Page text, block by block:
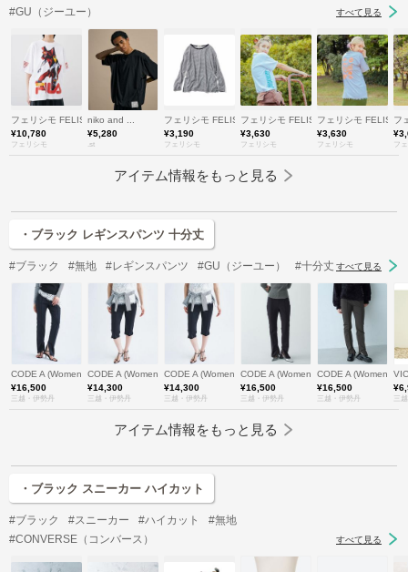
#GU（ジーユー）
すべて見る
フェリシモ FELISSIMO
¥10,780
フェリシモ
niko and ...
¥5,280
.st
フェリシモ FELISSIMO
¥3,190
フェリシモ
フェリシモ FELISSIMO
¥3,630
フェリシモ
フェリシモ
¥3,630
フェリシモ
フ
フ
アイテム情報をもっと見る
・ブラック レギンスパンツ 十分丈
#ブラック #無地 #レギンスパンツ #GU（ジーユー） #十分丈 すべて見る
CODE A (Women)/コードエー
¥16,500
三越・伊勢丹
CODE A (Women)/コードエー
¥14,300
三越・伊勢丹
CODE A (Women)/コードエー
¥14,300
三越・伊勢丹
CODE A (Women)/コードエー
¥16,500
三越・伊勢丹
CODE A (Women)/コ
¥16,500
三越・伊勢丹 三
アイテム情報をもっと見る
・ブラック スニーカー ハイカット
#ブラック #スニーカー #ハイカット
#無地
#CONVERSE（コンバース）
すべて見る